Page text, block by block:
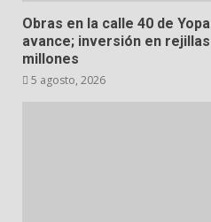
Obras en la calle 40 de
avance; inversión en
millones
5 agosto, 2026